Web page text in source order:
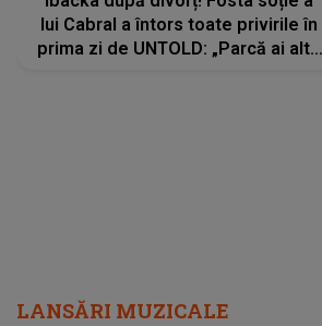
lui Cabral a întors toate privirile în
prima zi de UNTOLD: „Parcă ai altă
LANSĂRI MUZICALE